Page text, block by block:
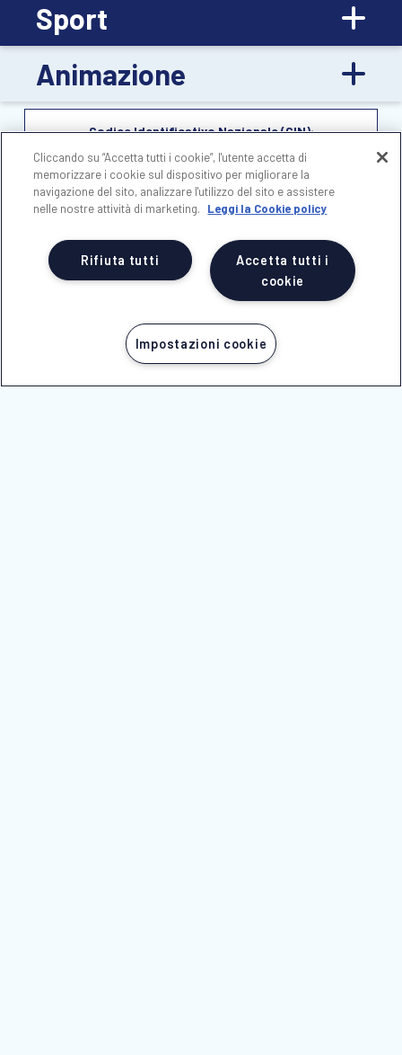
CHIAMA ORA
Sport
Animazione
Codice Identificativo Nazionale (CIN):
Cliccando su “Accetta tutti i cookie”, l'utente accetta di
memorizzare i cookie sul dispositivo per migliorare la
navigazione del sito, analizzare l'utilizzo del sito e assistere
nelle nostre attività di marketing.
Leggi la Cookie policy
Accetta tutti i
cookie
Rifiuta tutti
Impostazioni cookie